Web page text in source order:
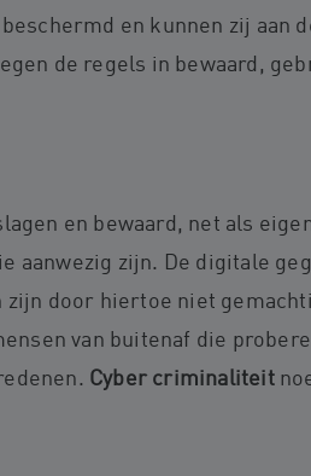
en kunnen zij aan
de regels in bewaard,
en bewaard, net als
aanwezig zijn. De digitale
door hiertoe niet
van buitenaf die
Cyber criminaliteit